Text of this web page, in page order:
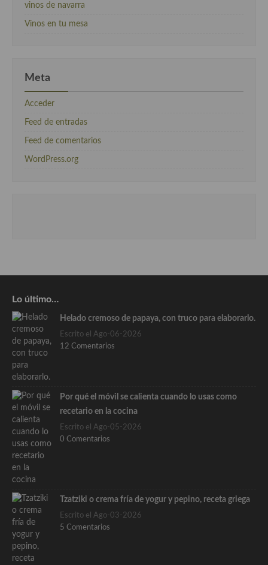
vinos de navarra
Vinos en tu mesa
Meta
Acceder
Feed de entradas
Feed de comentarios
WordPress.org
Lo último…
Helado cremoso de papaya, con truco para elaborarlo.
Escrito el Ago-06-2026
12 Comentarios
Por qué el móvil se calienta cuando lo usas como
recetario en la cocina
Escrito el Ago-05-2026
0 Comentarios
Tzatziki o crema fría de yogur y pepino, receta griega
Escrito el Ago-03-2026
5 Comentarios